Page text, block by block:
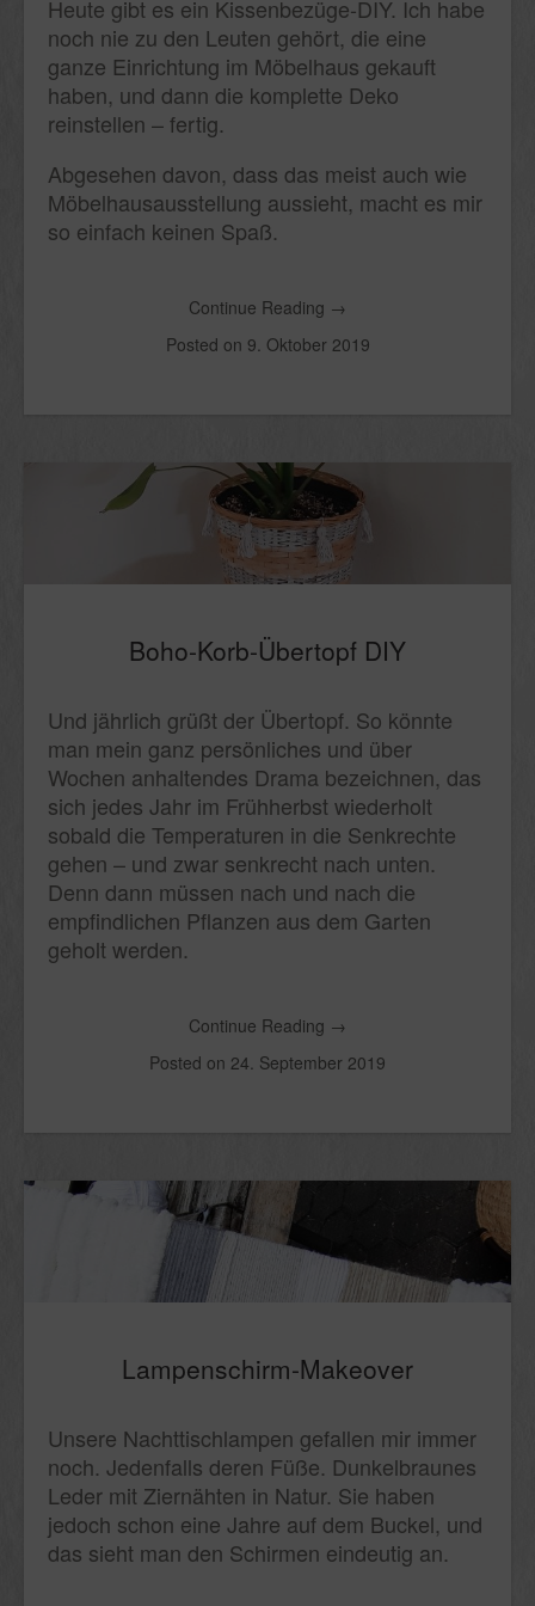
Heute gibt es ein Kissenbezüge-DIY. Ich habe
noch nie zu den Leuten gehört, die eine
ganze Einrichtung im Möbelhaus gekauft
haben, und dann die komplette Deko
reinstellen – fertig.
Abgesehen davon, dass das meist auch wie
Möbelhausausstellung aussieht, macht es mir
so einfach keinen Spaß.
Continue Reading →
Posted on 9. Oktober 2019
Boho-Korb-Übertopf DIY
Und jährlich grüßt der Übertopf. So könnte
man mein ganz persönliches und über
Wochen anhaltendes Drama bezeichnen, das
sich jedes Jahr im Frühherbst wiederholt
sobald die Temperaturen in die Senkrechte
gehen – und zwar senkrecht nach unten.
Denn dann müssen nach und nach die
empfindlichen Pflanzen aus dem Garten
geholt werden.
Continue Reading →
Posted on 24. September 2019
Lampenschirm-Makeover
Unsere Nachttischlampen gefallen mir immer
noch. Jedenfalls deren Füße. Dunkelbraunes
Leder mit Ziernähten in Natur. Sie haben
jedoch schon eine Jahre auf dem Buckel, und
das sieht man den Schirmen eindeutig an.